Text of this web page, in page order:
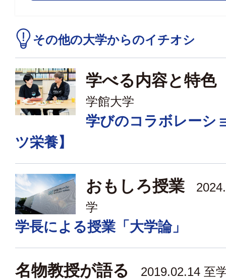
その他の大学からのイチオシ
学べる内容と特色
学館大学
学びのコラボレーシ
ツ栄養】
おもしろ授業
学
学長による授業「大学論」
名物教授が語る 2019.02.14 至